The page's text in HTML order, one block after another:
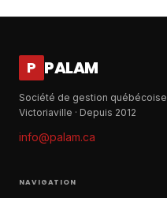
P PALAM
Société de gestion québécoise
Victoriaville · Depuis 2012
info@palam.ca
NAVIGATION